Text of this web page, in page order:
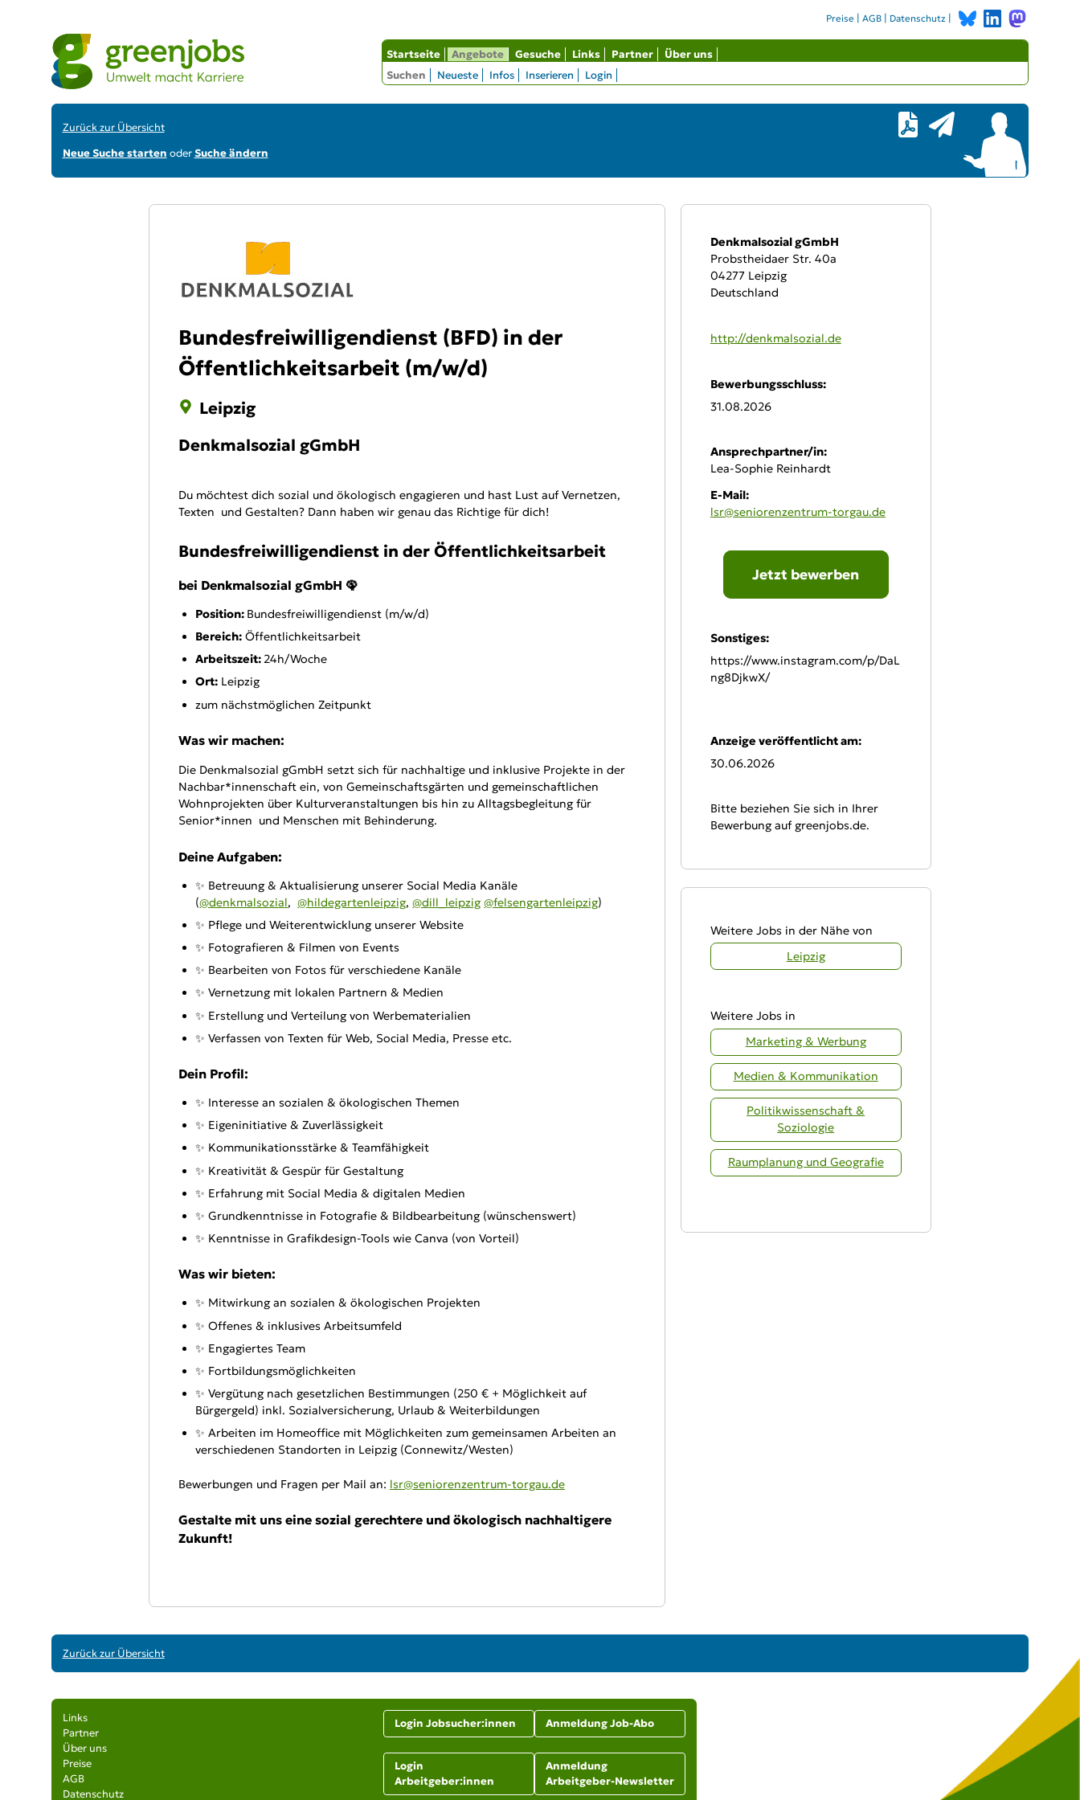
Preise |AGB | Datenschutz |
Startseite
Angebote
Suchen
Neueste Infos Inserieren Login
Gesuche Links Partner Über uns
Zurück zur Übersicht
Neue Suche starten oderSuche ändern
Bundesfreiwilligendienst (BFD) in der
Öffentlichkeitsarbeit (m/w/d)
Leipzig
Denkmalsozial gGmbH
Du möchtest dich sozial und ökologisch engagieren und hast Lust auf Vernetzen,
Texten und Gestalten? Dann haben wir genau das Richtige für dich!
Bundesfreiwilligendienst in der Öffentlichkeitsarbeit
bei Denkmalsozial gGmbH 🦚
Position: Bundesfreiwilligendienst (m/w/d)
Bereich: Öffentlichkeitsarbeit
Arbeitszeit: 24h/Woche
Ort: Leipzig
zum nächstmöglichen Zeitpunkt
Was wir machen:
Die Denkmalsozial gGmbH setzt sich für nachhaltige und inklusive Projekte in der
Nachbar*innenschaft ein, von Gemeinschaftsgärten und gemeinschaftlichen
Wohnprojekten über Kulturveranstaltungen bis hin zu Alltagsbegleitung für
Senior*innen und Menschen mit Behinderung.
Deine Aufgaben:
✨ Betreuung & Aktualisierung unserer Social Media Kanäle
(@denkmalsozial,@hildegartenleipzig,@dill_leipzig @felsengartenleipzig)
✨ Pflege und Weiterentwicklung unserer Website
✨ Fotografieren & Filmen von Events
✨ Bearbeiten von Fotos für verschiedene Kanäle
✨ Vernetzung mit lokalen Partnern & Medien
✨ Erstellung und Verteilung von Werbematerialien
✨ Verfassen von Texten für Web, Social Media, Presse etc.
Dein Profil:
✨ Interesse an sozialen & ökologischen Themen
✨ Eigeninitiative & Zuverlässigkeit
✨ Kommunikationsstärke & Teamfähigkeit
✨ Kreativität & Gespür für Gestaltung
✨ Erfahrung mit Social Media & digitalen Medien
✨ Grundkenntnisse in Fotografie & Bildbearbeitung (wünschenswert)
✨ Kenntnisse in Grafikdesign-Tools wie Canva (von Vorteil)
Was wir bieten:
✨ Mitwirkung an sozialen & ökologischen Projekten
✨ Offenes & inklusives Arbeitsumfeld
✨ Engagiertes Team
✨ Fortbildungsmöglichkeiten
✨ Vergütung nach gesetzlichen Bestimmungen (250 € + Möglichkeit auf
Bürgergeld) inkl. Sozialversicherung, Urlaub & Weiterbildungen
✨ Arbeiten im Homeoffice mit Möglichkeiten zum gemeinsamen Arbeiten an
verschiedenen Standorten in Leipzig (Connewitz/Westen)
Bewerbungen und Fragen per Mail an: lsr@seniorenzentrum-torgau.de
Gestalte mit uns eine sozial gerechtere und ökologisch nachhaltigere
Zukunft!
Anbieter:
Denkmalsozial gGmbH
Probstheidaer Str. 40a
04277 Leipzig
Deutschland
WWW:
http://denkmalsozial.de
Bewerbungsschluss:
31.08.2026
Ansprechpartner/in:
Lea-Sophie Reinhardt
E-Mail:
lsr@seniorenzentrum-torgau.de
Online-Bewerbung:
Jetzt bewerben
Sonstiges:
https://www.instagram.com/p/DaL
ng8DjkwX/
Anzeige veröffentlicht am:
30.06.2026
Bitte beziehen Sie sich in Ihrer
Bewerbung auf greenjobs.de.
Weitere Jobs in der Nähe von
Leipzig
Weitere Jobs in
Marketing & Werbung
Medien & Kommunikation
Politikwissenschaft &
Soziologie
Raumplanung und Geografie
Zurück zur Übersicht
Links
Partner
Über uns
Preise
AGB
Datenschutz
Login Jobsucher:innen
Login
Arbeitgeber:innen
Anmeldung Job-Abo
Anmeldung
Arbeitgeber-Newsletter